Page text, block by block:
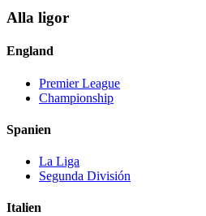
Alla ligor
England
Premier League
Championship
Spanien
La Liga
Segunda División
Italien